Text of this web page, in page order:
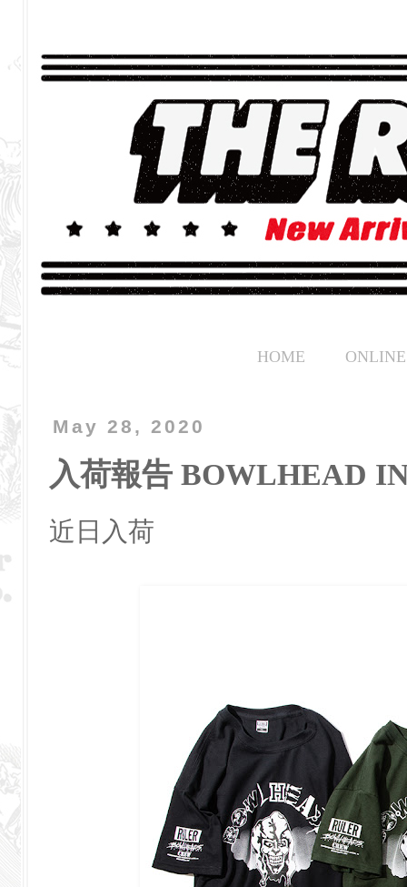
HOME
May 28, 2020
入荷報告 BOWLHEAD
近日入荷